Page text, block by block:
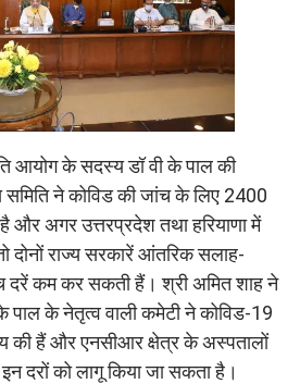
आयोग के सदस्य डॉ वी के पाल की
समिति ने कोविड की जांच के लिए 2400
है और अगर उत्तरप्रदेश तथा हरियाणा में
राज्य सरकारें आंतरिक सलाह-
दरें कम कर सकती हैं। श्री अमित शाह ने
पाल के नेतृत्व वाली कमेटी ने कोविड-19
की हैं और एनसीआर क्षेत्र के अस्पतालों
इन दरों को लागू किया जा सकता है।